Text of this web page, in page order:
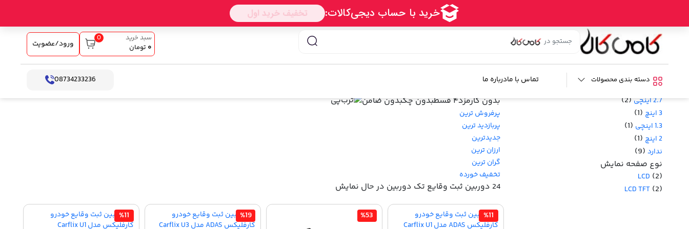
0
۰ تومان
سبد خرید
ورود/عضویت
دسته بندی محصولات تماس با مادرباره ما 08734233236
دوربین ثبت وقایع تک دوربین
فیلترها :
محدوده قیمت
اندازه نمایشگر
2.7 اینچی (2)
3 اینچ (1)
1.3 اینچی (1)
2 اینچ (1)
ندارد (9)
نوع صفحه نمایش
LCD (2)
LCD TFT (2)
بدون کارمزد۴ قسط بدون چکبدون ضامن
پرفروش ترین
پربازدید ترین
جدیدترین
ارزان ترین
گران ترین
تخفیف خورده
24 دوربین ثبت وقایع تک دوربین در حال نمایش
%11
%53
%19
%11